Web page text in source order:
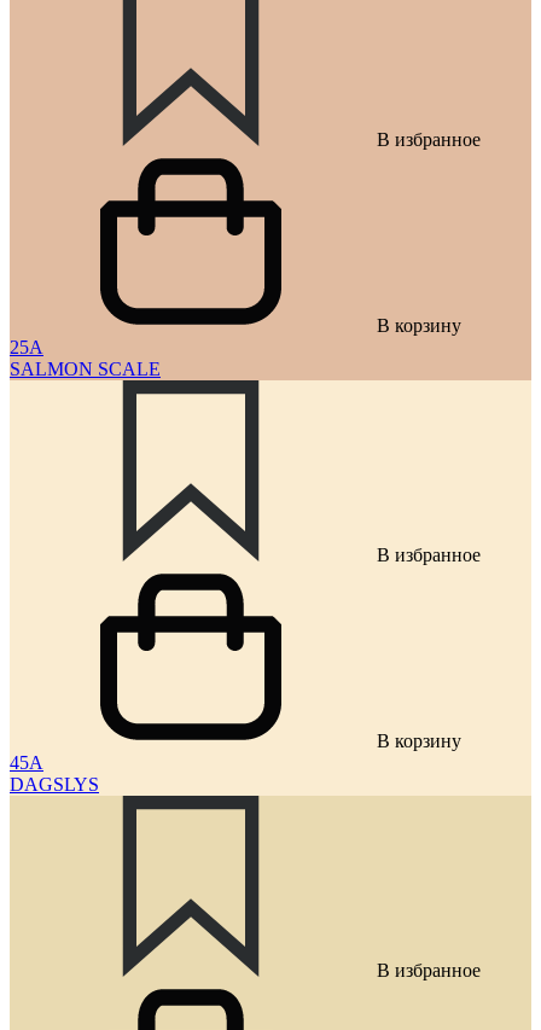
В избранное
В корзину
25A
SALMON SCALE
В избранное
В корзину
45A
DAGSLYS
В избранное